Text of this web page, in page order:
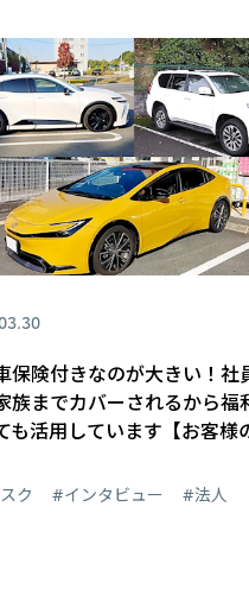
保険付きなのが大きい！社
族までカバーされるから福
も活用しています【お客様
ク #インタビュー #法人